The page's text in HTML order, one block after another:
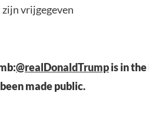
vrijgegeven
@realDonaldTrumpis in
made public.